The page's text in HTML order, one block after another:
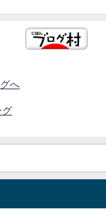
へ
グ